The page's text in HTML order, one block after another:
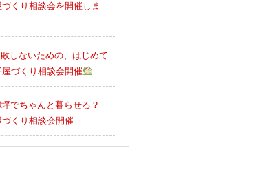
くり相談会を開催しま
しないための、はじめて
屋づくり相談会開催
でちゃんと暮らせる？
づくり相談会開催